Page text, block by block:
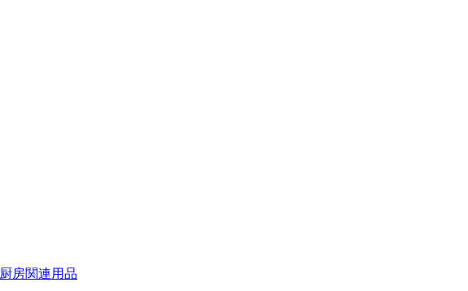
厨房関連用品